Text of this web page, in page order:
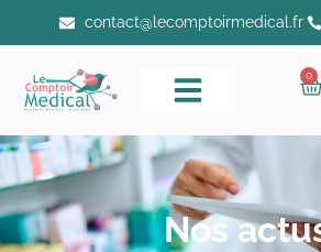
contact@lecomptoirmedical.fr
0
Nos